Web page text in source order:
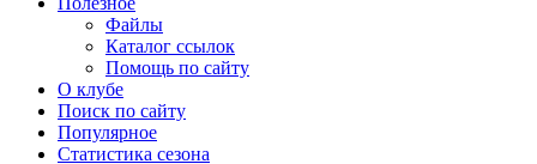
Файлы
Каталог ссылок
Помощь по сайту
О клубе
Поиск по сайту
Популярное
Статистика сезона